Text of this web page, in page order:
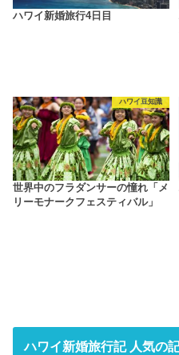
ハワイ新婚旅行4日目
ハワイ豆知識
世界中のフラダンサーの憧れ「メ
リーモナークフェスティバル」
ハワイ新婚旅行記 人気の